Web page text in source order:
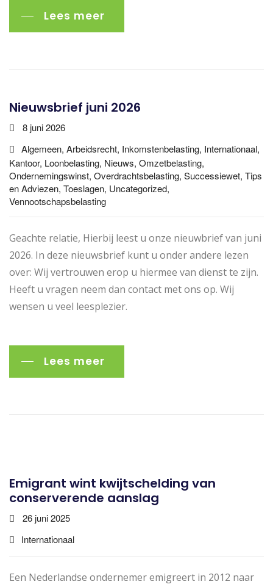
Lees meer
Nieuwsbrief juni 2026
8 juni 2026
Algemeen, Arbeidsrecht, Inkomstenbelasting, Internationaal,
Kantoor, Loonbelasting, Nieuws, Omzetbelasting,
Ondernemingswinst, Overdrachtsbelasting, Successiewet, Tips
en Adviezen, Toeslagen, Uncategorized,
Vennootschapsbelasting
Geachte relatie, Hierbij leest u onze nieuwbrief van juni
2026. In deze nieuwsbrief kunt u onder andere lezen
over: Wij vertrouwen erop u hiermee van dienst te zijn.
Heeft u vragen neem dan contact met ons op. Wij
wensen u veel leesplezier.
Lees meer
Emigrant wint kwijtschelding van
conserverende aanslag
26 juni 2025
Internationaal
Een Nederlandse ondernemer emigreert in 2012 naar